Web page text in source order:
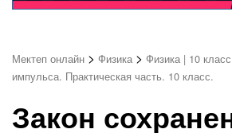
Мектеп онлайн > Физика > Физика | 10 класс
импульса. Практическая часть. 10 класс.
Закон